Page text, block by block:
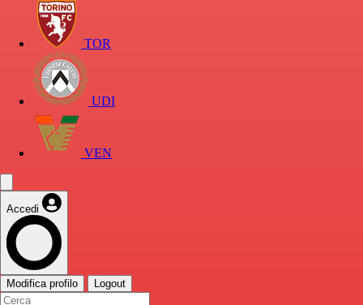
TOR
UDI
VEN
Accedi
Modifica profilo Logout